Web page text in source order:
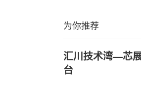
为你推荐
汇川技术湾—芯
台